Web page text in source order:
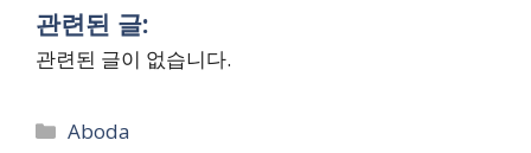
관련된 글:
관련된 글이 없습니다.
Categories
Aboda